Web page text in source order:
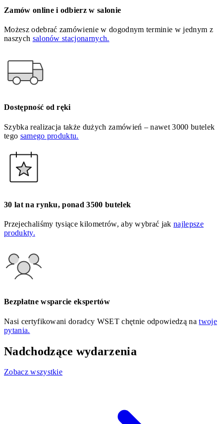
Zamów online i odbierz w salonie
Możesz odebrać zamówienie w dogodnym terminie w jednym z
naszych salonów stacjonarnych.
Dostępność od ręki
Szybka realizacja także dużych zamówień – nawet 3000 butelek
tego samego produktu.
30 lat na rynku, ponad 3500 butelek
Przejechaliśmy tysiące kilometrów, aby wybrać jaknajlepsze
produkty.
Bezpłatne wsparcie ekspertów
Nasi certyfikowani doradcy WSET chętnie odpowiedzą natwoje
pytania.
Nadchodzące wydarzenia
Zobacz wszystkie